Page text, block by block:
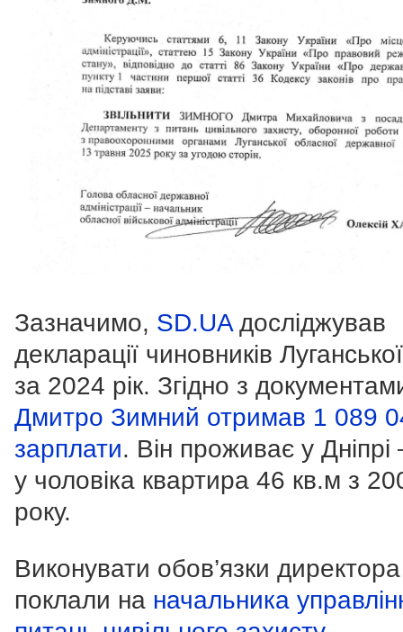
Зазначимо, SD.UAдосліджував
декларації чиновників
за 2024 рік. Згідно з
Дмитро Зимний отримав 1 089
зарплати. Він проживає у Дніпрі
у чоловіка квартира 46 кв.м з
року.
Виконувати обов’язки директора
поклали на начальника